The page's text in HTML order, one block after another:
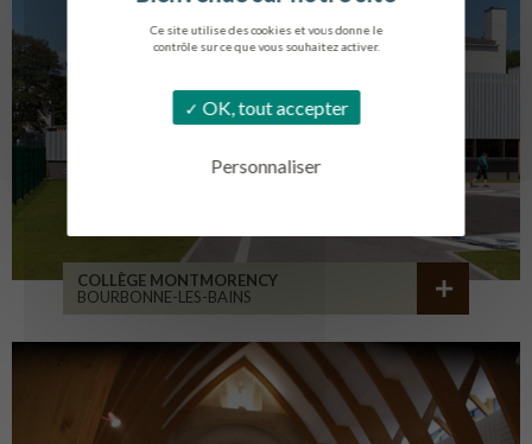
Ce site utilise des cookies et vous donne le
contrôle sur ce que vous souhaitez activer.
OK, tout accepter
Personnaliser
COLLÈGE MONTMORENCY
BOURBONNE-LES-BAINS